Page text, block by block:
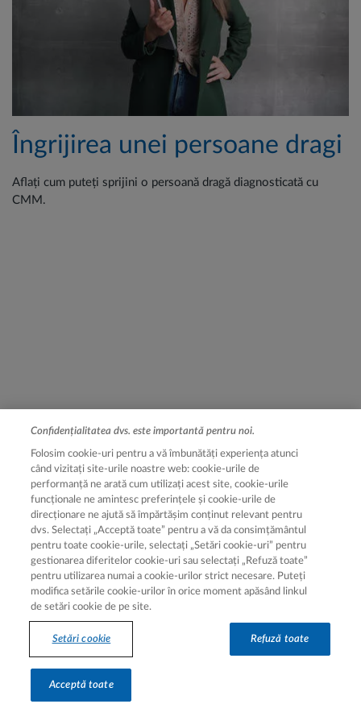
Îngrijirea unei persoane dragi
Aflați cum puteți sprijini o persoană dragă diagnosticată cu
CMM.
Termeni de utilizare
Notă de informare
Setări cookie
Despre cookie-uri
Confidențialitatea dvs. este importantă pentru noi.
Folosim cookie-uri pentru a vă îmbunătăți experiența atunci
când vizitați site-urile noastre web: cookie-urile de
performanță ne arată cum utilizați acest site, cookie-urile
funcționale ne amintesc preferințele și cookie-urile de
direcționare ne ajută să împărtășim conținut relevant pentru
dvs. Selectați „Acceptă toate” pentru a vă da consimțământul
pentru toate cookie-urile, selectați „Setări cookie-uri” pentru
gestionarea diferitelor cookie-uri sau selectați „Refuză toate”
pentru utilizarea numai a cookie-urilor strict necesare. Puteți
modifica setările cookie-urilor în orice moment apăsând linkul
de setări cookie de pe site.
Setări cookie Refuză toate
Acceptă toate